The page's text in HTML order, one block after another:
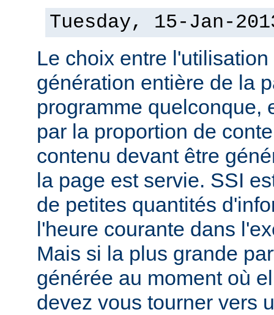
Tuesday, 15-Jan-
Le choix entre
génération entière de la
programme quelconque,
par la proportion de
contenu devant être
la page est servie. SSI
de petites quantités
l'heure courante dans
Mais si la plus grande
générée au moment où
devez vous tourner vers